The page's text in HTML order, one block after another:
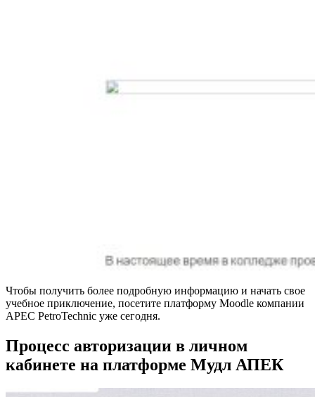
Чтобы получить более подробную информацию и начать свое
учебное приключение, посетите платформу Moodle компании
APEC PetroTechnic уже сегодня.
Процесс авторизации в личном
кабинете на платформе Мудл АПЕК